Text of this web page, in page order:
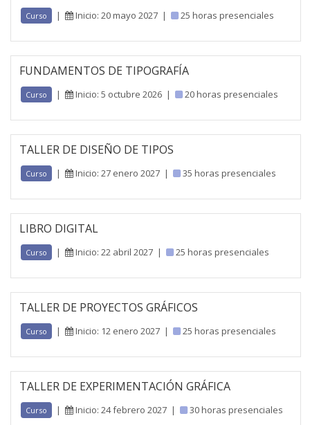
Curso | Inicio: 20 mayo 2027 | 25 horas presenciales
FUNDAMENTOS DE TIPOGRAFÍA
Curso | Inicio: 5 octubre 2026 | 20 horas presenciales
TALLER DE DISEÑO DE TIPOS
Curso | Inicio: 27 enero 2027 | 35 horas presenciales
LIBRO DIGITAL
Curso | Inicio: 22 abril 2027 | 25 horas presenciales
TALLER DE PROYECTOS GRÁFICOS
Curso | Inicio: 12 enero 2027 | 25 horas presenciales
TALLER DE EXPERIMENTACIÓN GRÁFICA
Curso | Inicio: 24 febrero 2027 | 30 horas presenciales